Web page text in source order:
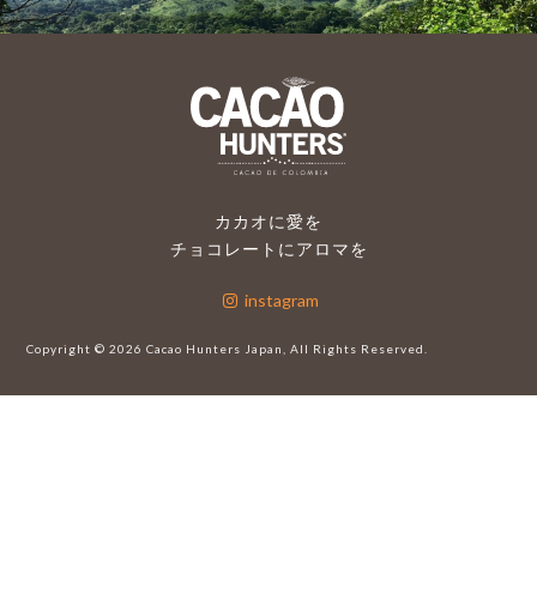
カカオに愛を
チョコレートにアロマを
instagram
Copyright ©2026 Cacao Hunters Japan, All Rights Reserved.